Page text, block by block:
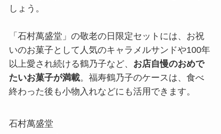
しょう。
「石村萬盛堂」の敬老の日限定セットには、お祝
いのお菓子として人気のキャラメルサンドや100年
以上愛され続ける鶴乃子など、 お店自慢のおめで
たいお菓子が満載。福寿鶴乃子のケースは、食べ
終わった後も小物入れなどにも活用できます。
石村萬盛堂